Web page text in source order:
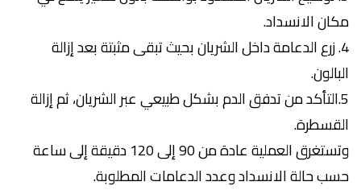
مكان الانسداد.
4. زرع الدعامة داخل الشريان بحيث تبقى مثبتة بعد إزالة
البالون.
5.التأكد من تدفق الدم بشكل طبيعي عبر الشريان، ثم إزالة
القسطرة.
وتستغرق العملية عادة من 90 إلى 120 دقيقة إلى ساعة
حسب حالة الانسداد وعدد الدعامات المطلوبة.